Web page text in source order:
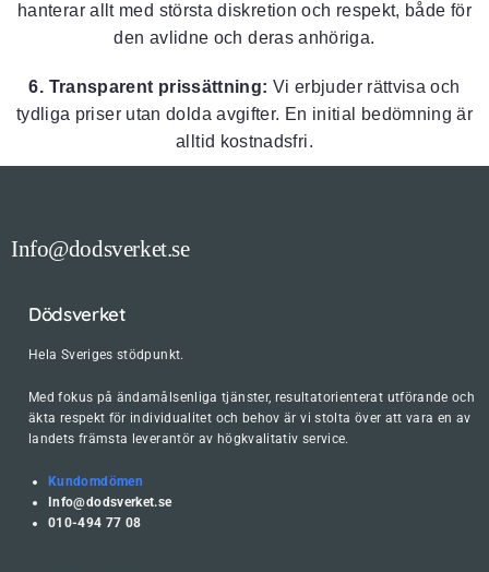
hanterar allt med största diskretion och respekt, både för
den avlidne och deras anhöriga.
6. Transparent prissättning: Vi erbjuder rättvisa och
tydliga priser utan dolda avgifter. En initial bedömning är
alltid kostnadsfri.
Info@dodsverket.se
Dödsverket
Hela Sveriges stödpunkt.
Med fokus på ändamålsenliga tjänster, resultatorienterat utförande och
äkta respekt för individualitet och behov är vi stolta över att vara en av
landets främsta leverantör av högkvalitativ service.
Kundomdömen
Info@dodsverket.se
010-494 77 08